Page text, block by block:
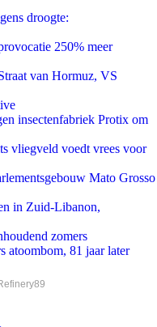
droogte:
250% meer
van Hormuz, VS
insectenfabriek Protix om
vliegveld voedt vrees voor
Mato Grosso
in Zuid-Libanon,
zomers
atoombom, 81 jaar later